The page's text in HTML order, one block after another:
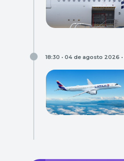
18:30 • 04 de agosto 2026 •